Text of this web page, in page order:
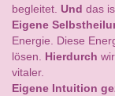
begleitet. Und das
Eigene
Energie. Diese
lösen. Hierdurch
vitaler.
Eigene Intuition